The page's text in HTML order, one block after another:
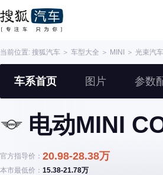
当前位置: 搜狐汽车 ＞ 车型大全 ＞ MINI ＞ 光束汽车
车系首页 图片 参数
电动MINI
官方指导价： 20.98-28.38万
本市最低价： 15.38-21.78万